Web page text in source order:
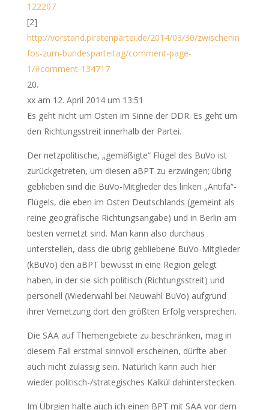
122207
[2]
http://vorstand.piratenpartei.de/2014/03/30/zwischenin
fos-zum-bundesparteitag/comment-page-
1/#comment-134717
xx am 12. April 2014 um 13:51
Es geht nicht um Osten im Sinne der DDR. Es geht um
den Richtungsstreit innerhalb der Partei.
Der netzpolitische, „gemäßigte“ Flügel des BuVo ist
zurückgetreten, um diesen aBPT zu erzwingen; übrig
geblieben sind die BuVo-Mitglieder des linken „Antifa“-
Flügels, die eben im Osten Deutschlands (gemeint als
reine geografische Richtungsangabe) und in Berlin am
besten vernetzt sind. Man kann also durchaus
unterstellen, dass die übrig gebliebene BuVo-Mitglieder
(kBuVo) den aBPT bewusst in eine Region gelegt
haben, in der sie sich politisch (Richtungsstreit) und
personell (Wiederwahl bei Neuwahl BuVo) aufgrund
ihrer Vernetzung dort den größten Erfolg versprechen.
Die SÄA auf Themengebiete zu beschränken, mag in
diesem Fall erstmal sinnvoll erscheinen, dürfte aber
auch nicht zulässig sein. Natürlich kann auch hier
wieder politisch-/strategisches Kalkül dahinterstecken.
Im Übrgien halte auch ich einen BPT mit SÄA vor dem